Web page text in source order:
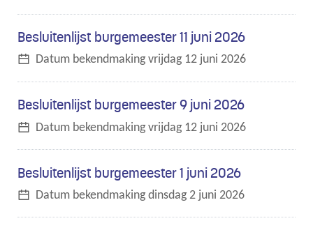
Besluitenlijst burgemeester 11 juni 2026
Datum bekendmakingvrijdag 12 juni 2026
Besluitenlijst burgemeester 9 juni 2026
Datum bekendmakingvrijdag 12 juni 2026
Besluitenlijst burgemeester 1 juni 2026
Datum bekendmakingdinsdag 2 juni 2026